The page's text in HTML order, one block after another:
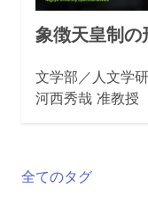
象徴天皇制
文学部／人文学
河西秀哉 准教授
全てのタグ